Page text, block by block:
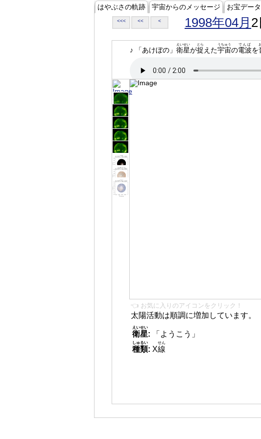
はやぶさの軌跡 宇宙からのメッセージ お宝データ
<<< << < 1998年04月 2
♪ 「あけぼの」 衛星
えいせい
が捉
とら
えた宇宙
うちゅう
の電波
でんぱ
を
👈 お気に入りのアイコンをクリック！
太陽活動は順調に増加しています。
衛星
えいせい
:
「ようこう」
種類
しゅるい
: X線
せん